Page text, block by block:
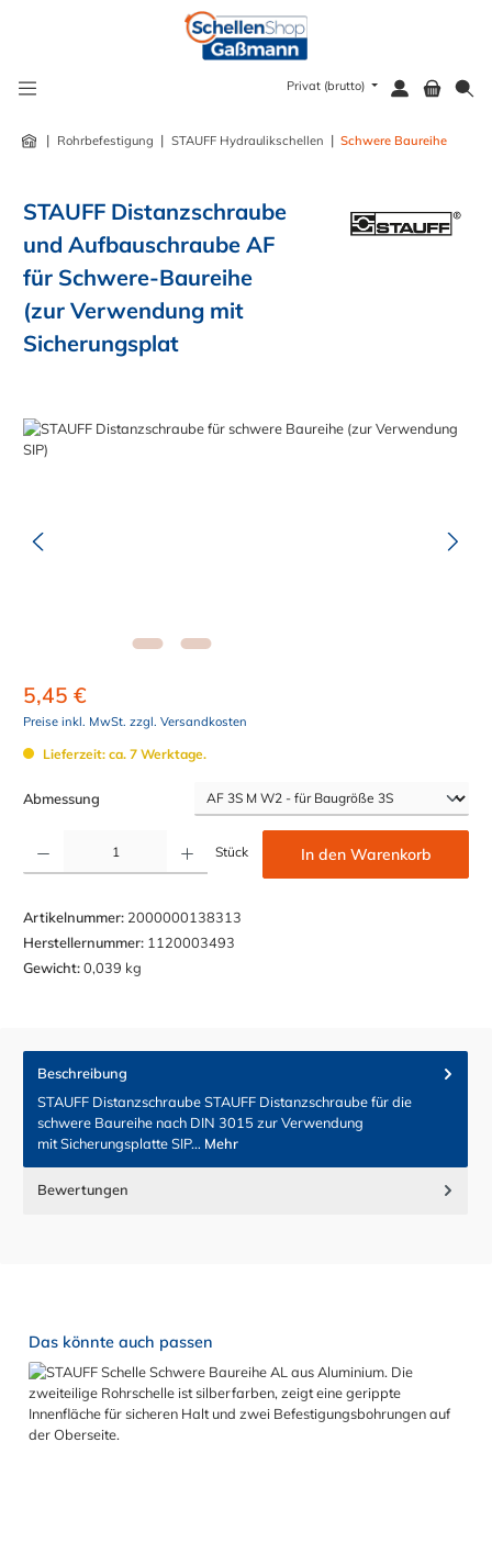
Privat (brutto)
| Rohrbefestigung | STAUFF Hydraulikschellen | Schwere Baureihe
STAUFF Distanzschraube
und Aufbauschraube AF
für Schwere-Baureihe
(zur Verwendung mit
Sicherungsplat
Bildergalerie überspringen
5,45 €
Preise inkl. MwSt. zzgl. Versandkosten
Lieferzeit: ca. 7 Werktage.
Abmessung
Produkt Anzahl: Gib den gewünschten Wert ein oder benutze die Schaltflächen um die Anzahl
Stück In den Warenkorb
Artikelnummer: 2000000138313
Herstellernummer: 1120003493
Gewicht:0,039 kg
Beschreibung
STAUFF Distanzschraube STAUFF Distanzschraube für die
schwere Baureihe nach DIN 3015 zur Verwendung
mit Sicherungsplatte SIP… Mehr
Bewertungen
Produktgalerie überspringen
Das könnte auch passen